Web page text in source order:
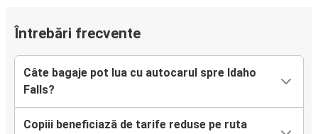
Întrebări frecvente
Câte bagaje pot lua cu autocarul spre Idaho
Falls?
Copiii beneficiază de tarife reduse pe ruta